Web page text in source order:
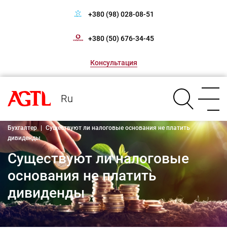
+380 (98) 028-08-51
+380 (50) 676-34-45
Консультация
Ru
Бухгалтер
Существуют ли налоговые основания не платить
дивиденды
Существуют ли налоговые
основания не платить
дивиденды